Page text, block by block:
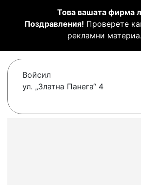
Това вашата фирма
Поздравления! Проверете
рекламни
Войсил
ул. „Златна Панега“ 4